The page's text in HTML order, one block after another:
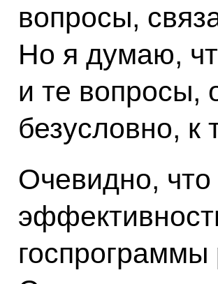
вопросы,
Но я думаю,
и те вопросы,
безусловно, к
Очевидно,
госпрограммы